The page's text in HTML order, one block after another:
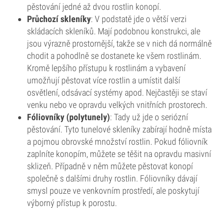
pěstování jedné až dvou rostlin konopí.
Průchozí skleníky: V podstatě jde o větší verzi
skládacích skleníků. Mají podobnou konstrukci, ale
jsou výrazně prostornější, takže se v nich dá normálně
chodit a pohodlně se dostanete ke všem rostlinám.
Kromě lepšího přístupu k rostlinám a vybavení
umožňují pěstovat více rostlin a umístit další
osvětlení, odsávací systémy apod. Nejčastěji se staví
venku nebo ve opravdu velkých vnitřních prostorech.
Fóliovníky (polytunely): Tady už jde o seriózní
pěstování. Tyto tunelové skleníky zabírají hodně místa
a pojmou obrovské množství rostlin. Pokud fóliovník
zaplníte konopím, můžete se těšit na opravdu masivní
sklizeň. Případně v něm můžete pěstovat konopí
společně s dalšími druhy rostlin. Fóliovníky dávají
smysl pouze ve venkovním prostředí, ale poskytují
výborný přístup k porostu.